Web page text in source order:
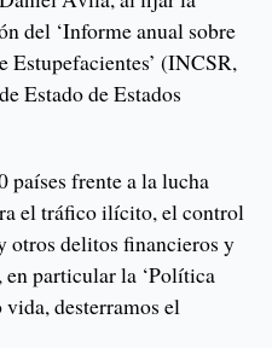
del ‘Informe anual sobre
Estupefacientes’ (INCSR,
Estado de Estados
países frente a la lucha
el tráfico ilícito, el control
otros delitos financieros y
particular la ‘Política
desterramos el